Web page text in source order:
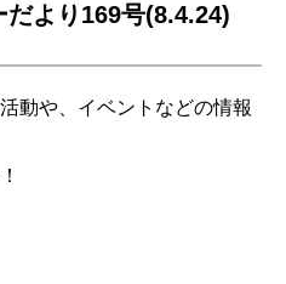
より169号(8.4.24)
動や、イベントなどの情報